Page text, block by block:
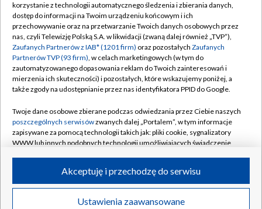
TVP
Abonament TVP
Emisja w TVP
Centrum informacji TVP
Naziemna Telewizja Cyfrowa
Rada Programowa
System NOS
Informacje o nadawcy
Program dla prasy
Regulamin TVP
Polityka prywatności
Moje zgody
Pomoc
Kontakt
Kanały
©2026 Telewizja Polska S.A. w likwidacji
korzystanie z technologii automatycznego śledzenia i zbierania danych,
dostęp do informacji na Twoim urządzeniu końcowym i ich
przechowywanie oraz na przetwarzanie Twoich danych osobowych przez
nas, czyli Telewizję Polską S.A. w likwidacji (zwaną dalej również „TVP”),
Zaufanych Partnerów z IAB* (1201 firm) oraz pozostałych Zaufanych
Partnerów TVP (93 firm), w celach marketingowych (w tym do
zautomatyzowanego dopasowania reklam do Twoich zainteresowań i
mierzenia ich skuteczności) i pozostałych, które wskazujemy poniżej, a
także zgody na udostępnianie przez nas identyfikatora PPID do Google.
Twoje dane osobowe zbierane podczas odwiedzania przez Ciebie naszych
poszczególnych serwisówzwanych dalej „Portalem”, w tym informacje
zapisywane za pomocą technologii takich jak: pliki cookie, sygnalizatory
WWW lub innych podobnych technologii umożliwiających świadczenie
ruchu w Internecie.
Twoje dane osobowe zbierane podczas odwiedzania przez Ciebie
poszczególnych serwisówna Portalu, takie jak adresy IP, identyfikatory
Ustawienia zaawansowane
Akceptuję i przechodzę do serwisu